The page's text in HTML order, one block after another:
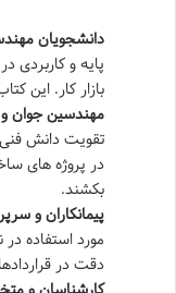
دانشجویان
پایه و کاربردی
بازار کار. این
مهندسین جوان و
تقویت دانش
در پروژه های
بکشند.
پیمانکاران و
مورد استفاده
دقت در